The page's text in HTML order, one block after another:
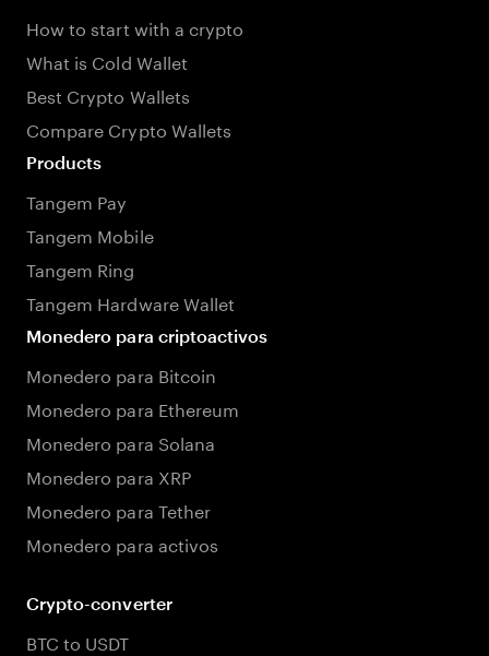
How to start with a crypto
What is Cold Wallet
Best Crypto Wallets
Compare Crypto Wallets
Products
Tangem Pay
Tangem Mobile
Tangem Ring
Tangem Hardware Wallet
Monedero para criptoactivos
Monedero para Bitcoin
Monedero para Ethereum
Monedero para Solana
Monedero para XRP
Monedero para Tether
Monedero para activos
Crypto-converter
BTC to USDT